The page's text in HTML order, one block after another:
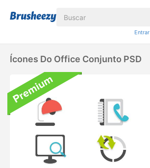
Entrar
Ícones Do Office Conjunto PSD